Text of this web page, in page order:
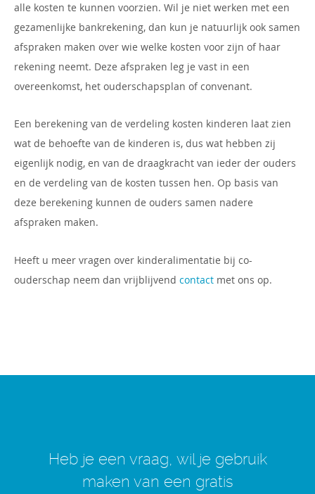
alle kosten te kunnen voorzien. Wil je niet werken met een
gezamenlijke bankrekening, dan kun je natuurlijk ook samen
afspraken maken over wie welke kosten voor zijn of haar
rekening neemt. Deze afspraken leg je vast in een
overeenkomst, het ouderschapsplan of convenant.
Een berekening van de verdeling kosten kinderen laat zien
wat de behoefte van de kinderen is, dus wat hebben zij
eigenlijk nodig, en van de draagkracht van ieder der ouders
en de verdeling van de kosten tussen hen. Op basis van
deze berekening kunnen de ouders samen nadere
afspraken maken.
Heeft u meer vragen over kinderalimentatie bij co-
ouderschap neem dan vrijblijvendcontact met ons op.
Heb je een vraag, wil je gebruik
maken van een gratis